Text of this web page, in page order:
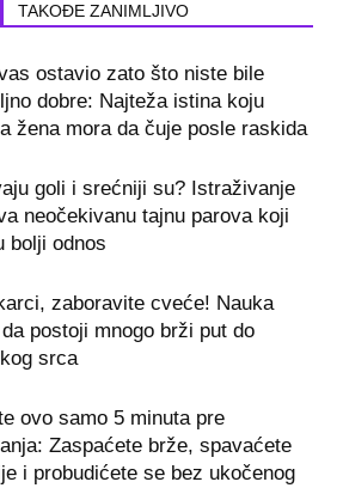
TAKOĐE ZANIMLJIVO
ostavio zato što niste bile
dobre: Najteža istina koju
žena mora da čuje posle raskida
goli i srećniji su? Istraživanje
neočekivanu tajnu parova koji
bolji odnos
zaboravite cveće! Nauka
postoji mnogo brži put do
srca
ovo samo 5 minuta pre
Zaspaćete brže, spavaćete
i probudićete se bez ukočenog